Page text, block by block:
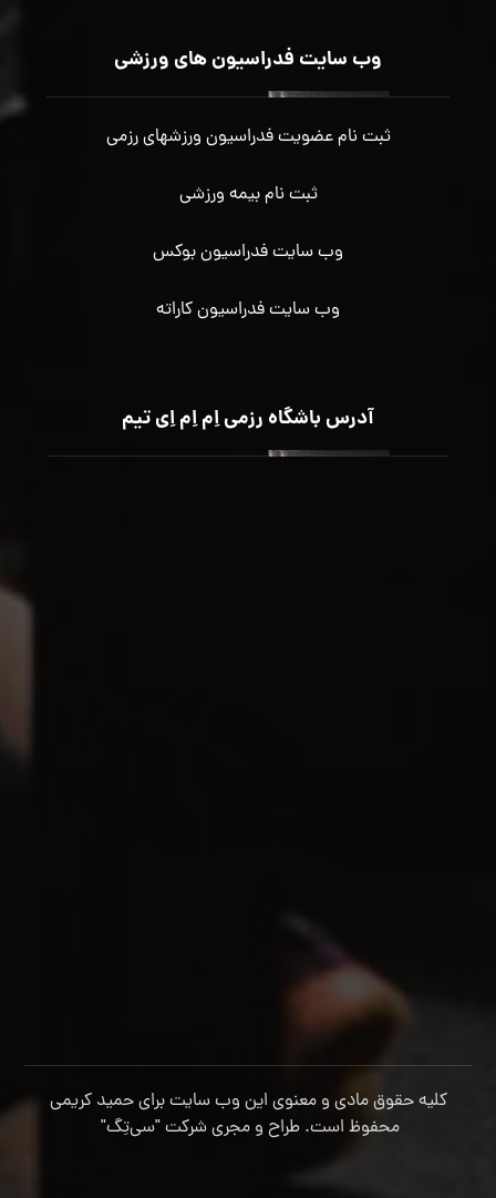
وب سایت فدراسیون های ورزشی
ثبت نام عضویت فدراسیون ورزشهای رزمی
ثبت نام بیمه ورزشی
وب سایت فدراسیون بوکس
وب سایت فدراسیون کاراته
آدرس باشگاه رزمی اِم اِم اِی تیم
کلیه حقوق مادی و معنوی این وب سایت برای حمید کریمی
محفوظ است. طراح و مجری شرکت"سی‌تِگ"